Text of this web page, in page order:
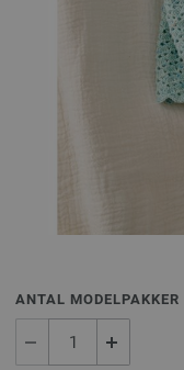
ANTAL MODELPAKKER